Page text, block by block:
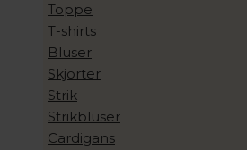
Toppe
T-shirts
Bluser
Skjorter
Strik
Strikbluser
Cardigans